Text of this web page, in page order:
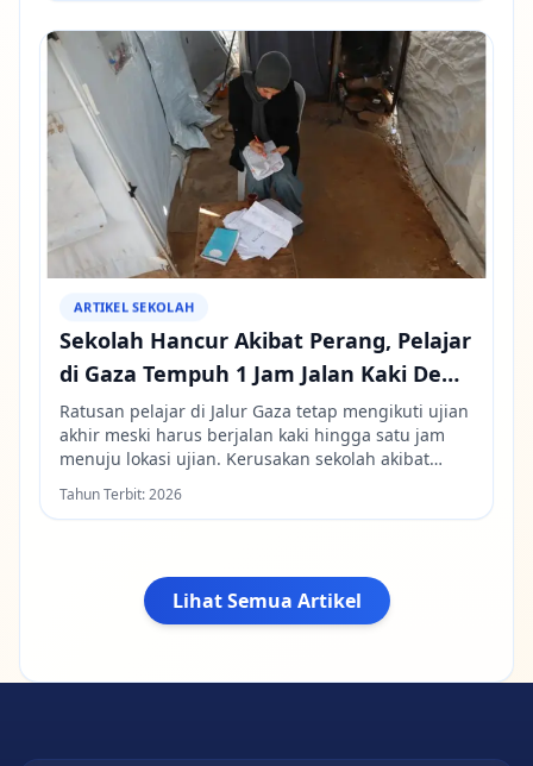
harga, meski kondisi pasokan juga turut berperan.
ARTIKEL SEKOLAH
Sekolah Hancur Akibat Perang, Pelajar
di Gaza Tempuh 1 Jam Jalan Kaki Demi
Ikut Ujian
Ratusan pelajar di Jalur Gaza tetap mengikuti ujian
akhir meski harus berjalan kaki hingga satu jam
menuju lokasi ujian. Kerusakan sekolah akibat
konflik memaksa mereka menempuh perjalanan
lebih jauh untuk melanjutkan pendidikan.
Tahun Terbit:2026
Lihat Semua Artikel